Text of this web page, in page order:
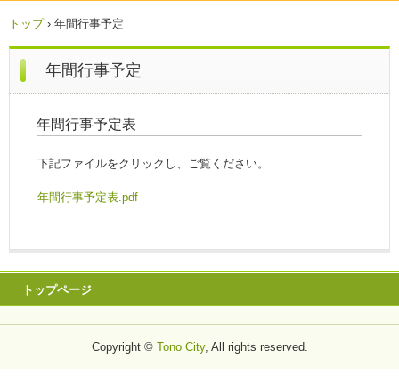
トップ › 年間行事予定
年間行事予定
年間行事予定表
下記ファイルをクリックし、ご覧ください。
年間行事予定表.pdf
トップページ
Copyright © Tono City, All rights reserved.